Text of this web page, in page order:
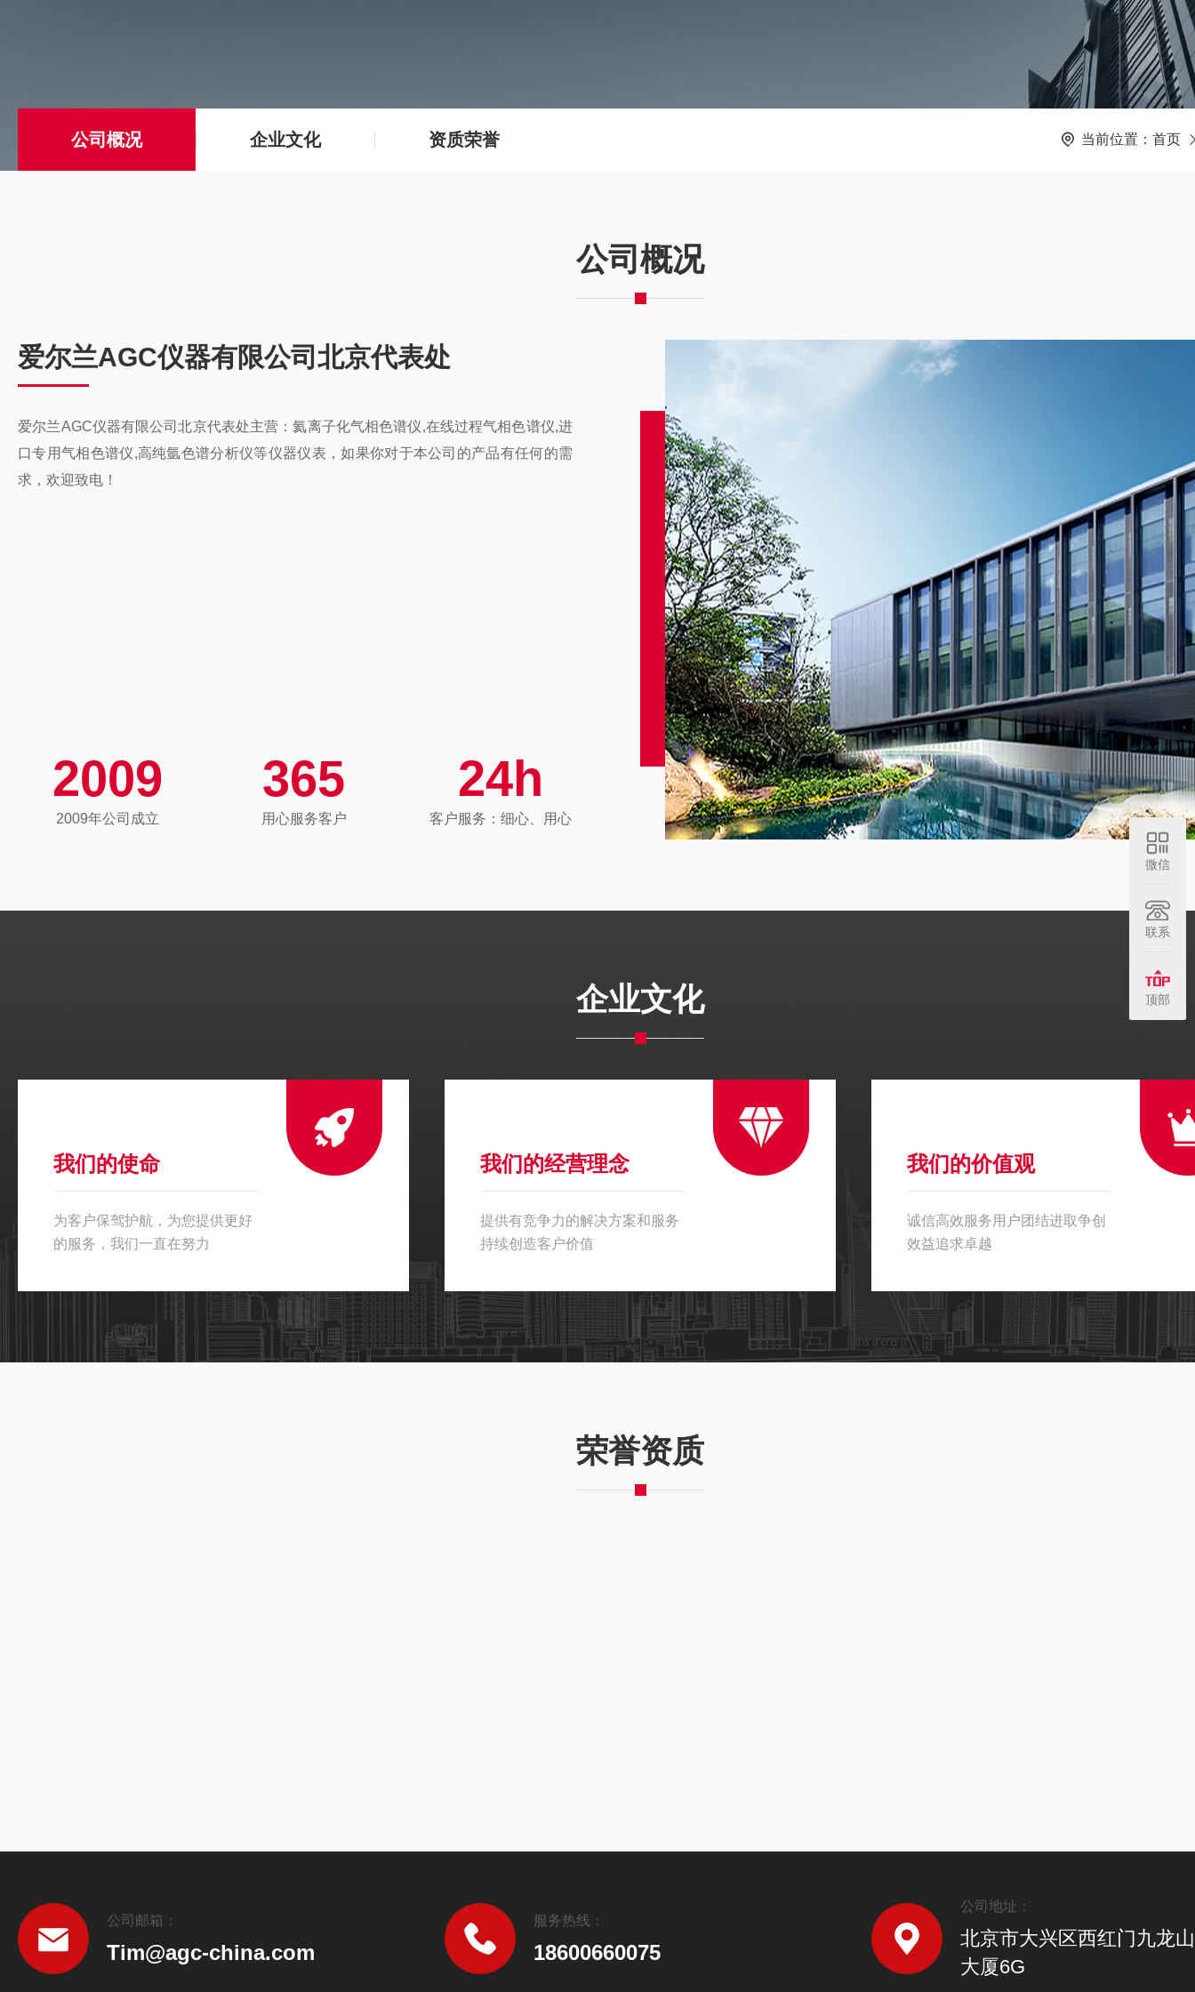
公司概况 企业文化 资质荣誉 当前位置： 首页
公司概况
爱尔兰AGC仪器有限公司北京代表处
爱尔兰AGC仪器有限公司北京代表处主营：氦离子化气相色谱仪,在线过程气相色谱仪,进
口专用气相色谱仪,高纯氩色谱分析仪等仪器仪表，如果你对于本公司的产品有任何的需
求，欢迎致电！
2009
2009年公司成立
365
用心服务客户
24h
客户服务：细心、用心
企业文化
我们的使命
为客户保驾护航，为您提供更好
的服务，我们一直在努力
我们的经营理念
提供有竞争力的解决方案和服务
持续创造客户价值
我们的价值观
诚信高效服务用户团结进取争创
效益追求卓越
荣誉资质
公司邮箱：
Tim@agc-china.com
服务热线：
18600660075
公司地址：
北京市大兴区西红门九龙
大厦6G
微信
联系
顶部